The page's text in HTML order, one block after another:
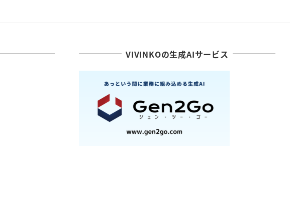
VIVINKOの生成AIサービス